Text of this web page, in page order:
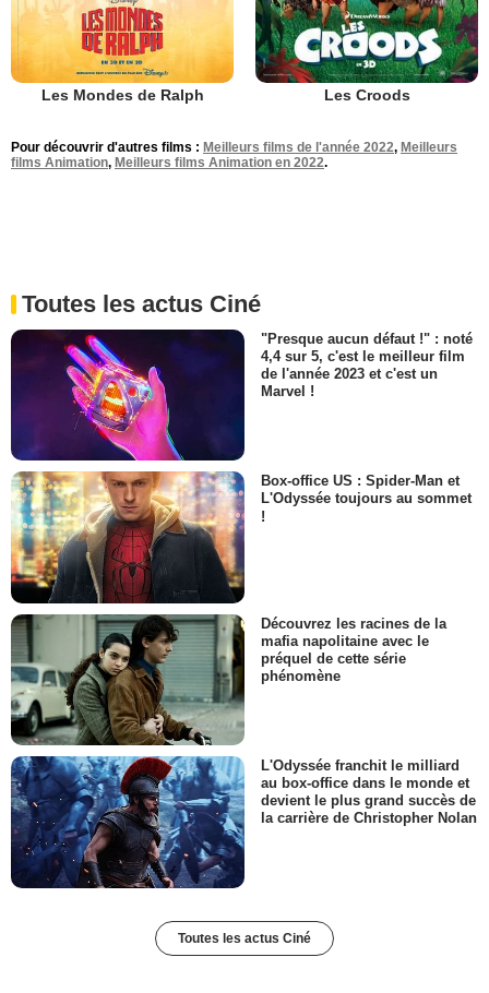
Les Mondes de Ralph Les Croods
Pour découvrir d'autres films : Meilleurs films de l'année 2022, Meilleurs
films Animation, Meilleurs films Animation en 2022.
Toutes les actus Ciné
"Presque aucun défaut !" : noté
4,4 sur 5, c'est le meilleur film
de l'année 2023 et c'est un
Marvel !
Box-office US : Spider-Man et
L'Odyssée toujours au sommet
!
Découvrez les racines de la
mafia napolitaine avec le
préquel de cette série
phénomène
L'Odyssée franchit le milliard
au box-office dans le monde et
devient le plus grand succès de
la carrière de Christopher Nolan
Toutes les actus Ciné